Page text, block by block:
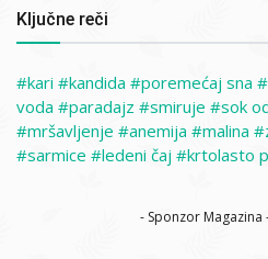
Ključne reči
kari kandida poremećaj sna
voda
paradajz smiruje
sok
mršavljenje
anemija malina
sarmice
ledeni čaj krtolasto
- Sponzor Magazina